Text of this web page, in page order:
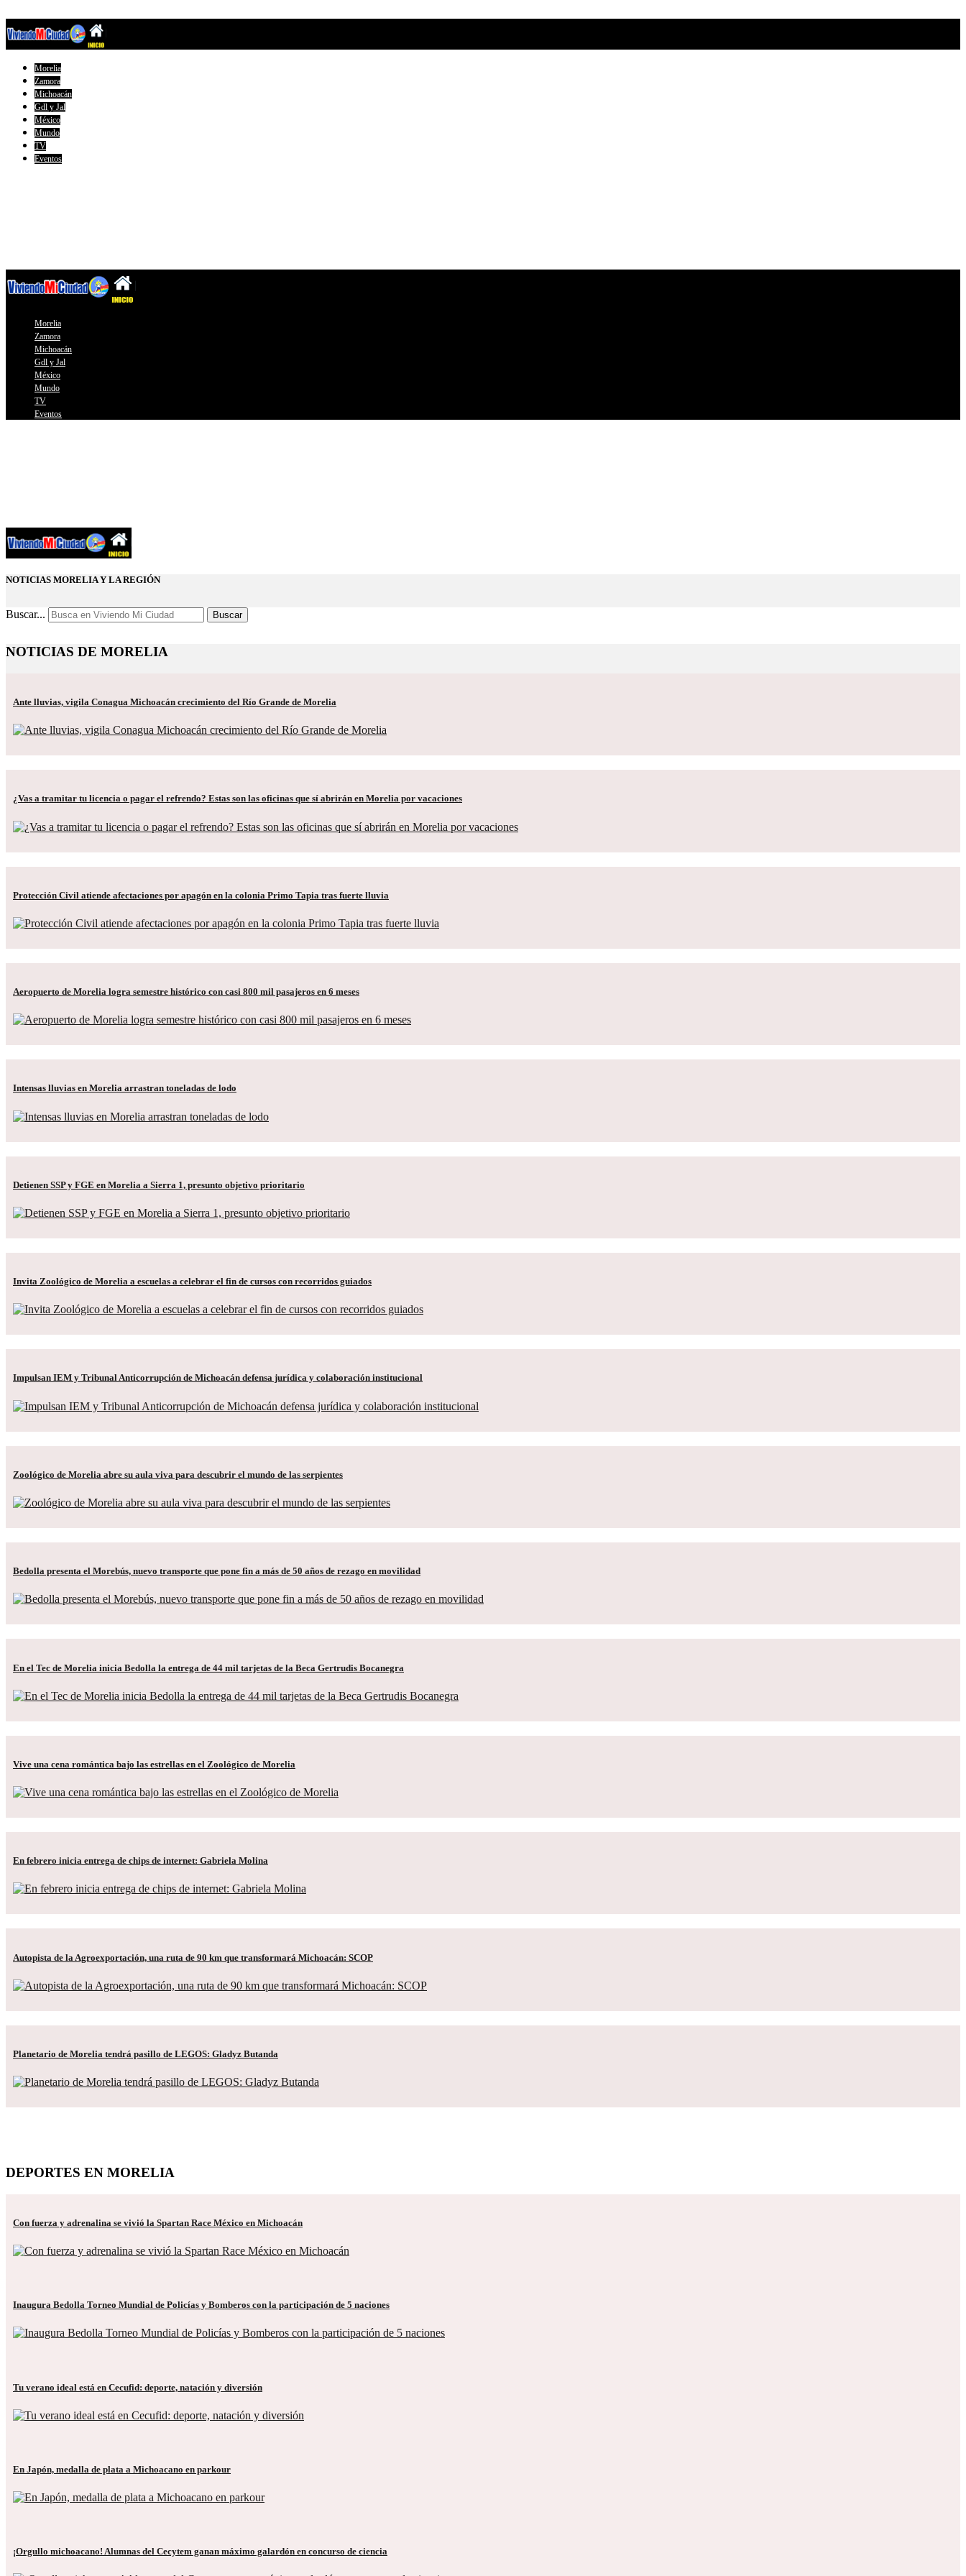
Morelia
Zamora
Michoacán
Gdl y Jal
México
Mundo
TV
Eventos
Morelia
Zamora
Michoacán
Gdl y Jal
México
Mundo
TV
Eventos
NOTICIAS MORELIA Y LA REGIÓN
Buscar... Buscar
NOTICIAS DE MORELIA
Ante lluvias, vigila Conagua Michoacán crecimiento del Río Grande de Morelia
¿Vas a tramitar tu licencia o pagar el refrendo? Estas son las oficinas que sí abrirán en Morelia por vacaciones
Protección Civil atiende afectaciones por apagón en la colonia Primo Tapia tras fuerte lluvia
Aeropuerto de Morelia logra semestre histórico con casi 800 mil pasajeros en 6 meses
Intensas lluvias en Morelia arrastran toneladas de lodo
Detienen SSP y FGE en Morelia a Sierra 1, presunto objetivo prioritario
Invita Zoológico de Morelia a escuelas a celebrar el fin de cursos con recorridos guiados
Impulsan IEM y Tribunal Anticorrupción de Michoacán defensa jurídica y colaboración institucional
Zoológico de Morelia abre su aula viva para descubrir el mundo de las serpientes
Bedolla presenta el Morebús, nuevo transporte que pone fin a más de 50 años de rezago en movilidad
En el Tec de Morelia inicia Bedolla la entrega de 44 mil tarjetas de la Beca Gertrudis Bocanegra
Vive una cena romántica bajo las estrellas en el Zoológico de Morelia
En febrero inicia entrega de chips de internet: Gabriela Molina
Autopista de la Agroexportación, una ruta de 90 km que transformará Michoacán: SCOP
Planetario de Morelia tendrá pasillo de LEGOS: Gladyz Butanda
DEPORTES EN MORELIA
Con fuerza y adrenalina se vivió la Spartan Race México en Michoacán
Inaugura Bedolla Torneo Mundial de Policías y Bomberos con la participación de 5 naciones
Tu verano ideal está en Cecufid: deporte, natación y diversión
En Japón, medalla de plata a Michoacano en parkour
¡Orgullo michoacano! Alumnas del Cecytem ganan máximo galardón en concurso de ciencia